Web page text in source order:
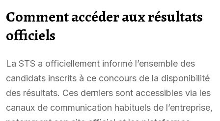
Comment accéder aux résultats
officiels
La STS a officiellement informé l’ensemble des
candidats inscrits à ce concours de la disponibilité
des résultats. Ces derniers sont accessibles via les
canaux de communication habituels de l’entreprise,